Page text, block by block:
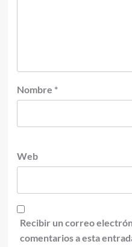
Nombre *
Web
Recibir un correo
comentarios a esta